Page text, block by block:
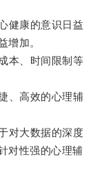
康的意识日益
增加。
本、时间限制等
、高效的心理辅
对大数据的深度
对性强的心理辅